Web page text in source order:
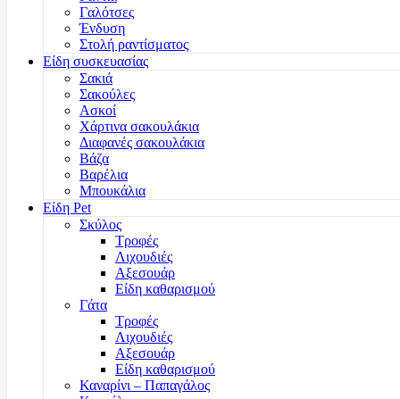
Γαλότσες
Ένδυση
Στολή ραντίσματος
Είδη συσκευασίας
Σακιά
Σακούλες
Ασκοί
Χάρτινα σακουλάκια
Διαφανές σακουλάκια
Βάζα
Βαρέλια
Μπουκάλια
Είδη Pet
Σκύλος
Τροφές
Λιχουδιές
Αξεσουάρ
Είδη καθαρισμού
Γάτα
Τροφές
Λιχουδιές
Αξεσουάρ
Είδη καθαρισμού
Καναρίνι – Παπαγάλος